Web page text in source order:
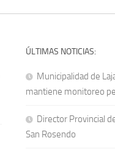
ÚLTIMAS NOTICIAS:
Municipalidad de
mantiene monitoreo
Director Provincial
San Rosendo